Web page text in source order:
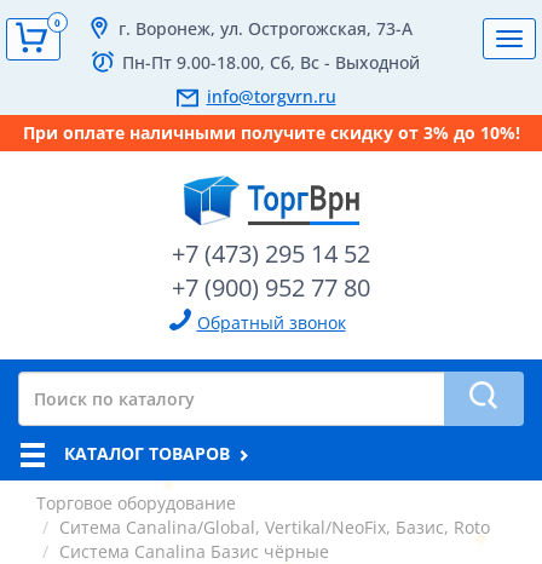
г. Воронеж, ул. Острогожская, 73-А
Пн-Пт 9.00-18.00, Сб, Вс - Выходной
info@torgvrn.ru
При оплате наличными получите скидку от 3% до 10%!
+7 (473) 295 14 52
+7 (900) 952 77 80
Обратный звонок
0
КАТАЛОГ ТОВАРОВ
Торговое оборудование
Ситема Canalina/Global, Vertikal/NeoFix, Базис, Roto
Система Canalina Базис чёрные